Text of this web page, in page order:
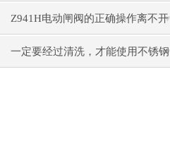
选择很有必要
Z941H电动闸阀的正确操作离不开
理论的认识
一定要经过清洗，才能使用不锈钢